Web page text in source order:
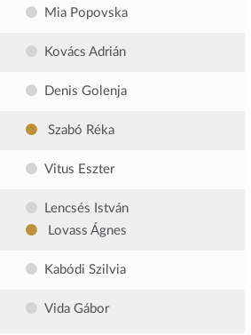
Mia Popovska
Kovács Adrián
Denis Golenja
Szabó Réka
Vitus Eszter
Lencsés István
Lovass Ágnes
Kabódi Szilvia
Vida Gábor